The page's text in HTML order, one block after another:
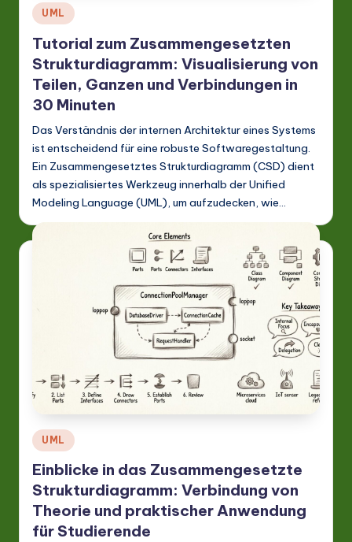
Posted
in
UML
Tutorial zum Zusammengesetzten
Strukturdiagramm: Visualisierung von
Teilen, Ganzen und Verbindungen in
30 Minuten
Das Verständnis der internen Architektur eines Systems
ist entscheidend für eine robuste Softwaregestaltung.
Ein Zusammengesetztes Strukturdiagramm (CSD) dient
als spezialisiertes Werkzeug innerhalb der Unified
Modeling Language (UML), um aufzudecken, wie…
Posted
in
UML
Einblicke in das Zusammengesetzte
Strukturdiagramm: Verbindung von
Theorie und praktischer Anwendung
für Studierende